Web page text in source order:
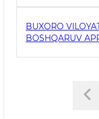
BUXORO
BOSHQARUV